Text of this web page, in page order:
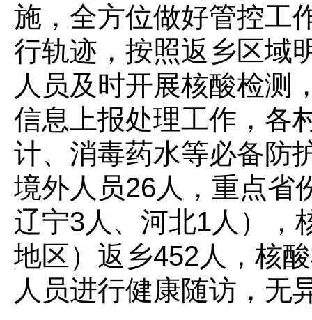
施，全方位做好管控工
行轨迹，按照返乡区域
人员及时开展核酸检测
信息上报处理工作，各
计、消毒药水等必备防
境外人员26人，重点省
辽宁3人、河北1人），
地区）返乡452人，核
人员进行健康随访，无